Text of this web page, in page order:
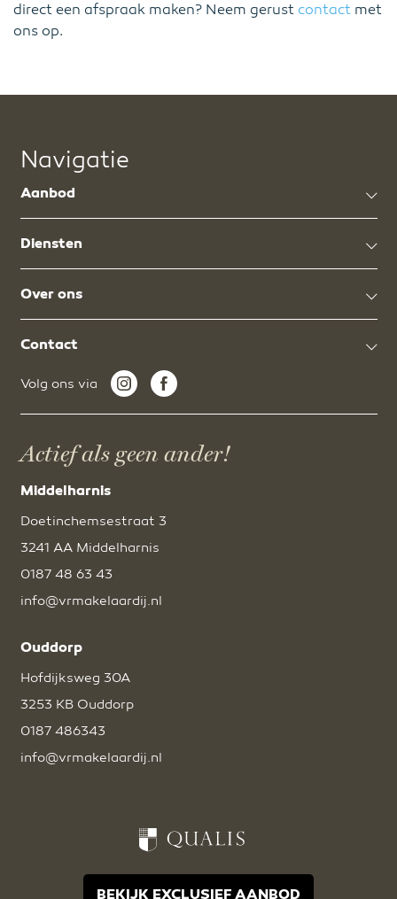
direct een afspraak maken? Neem gerust contact met
ons op.
Navigatie
Aanbod
Diensten
Over ons
Contact
Volg ons via
Actief als geen ander!
Middelharnis
Doetinchemsestraat 3
3241 AA Middelharnis
0187 48 63 43
info@vrmakelaardij.nl
Ouddorp
Hofdijksweg 30A
3253 KB Ouddorp
0187 486343
info@vrmakelaardij.nl
BEKIJK EXCLUSIEF AANBOD